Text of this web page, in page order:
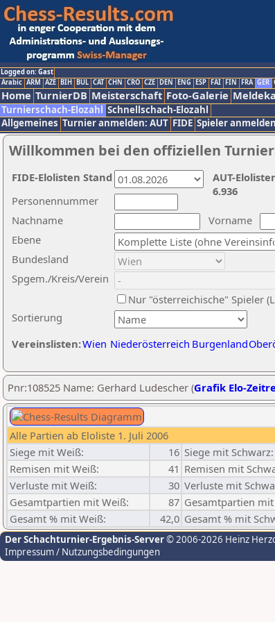
Logged on: Gast
Arabic ARM AZE BIH BUL CAT CHN CRO CZE DEN ENG ESP FAI FIN FRA GER
Home TurnierDB Meisterschaft Foto-Galerie
Turnierschach-Elozahl Schnellschach-Elozahl
Allgemeines Turnier anmelden: AUT FIDE Spieler anmelden
Willkommen bei den offiziellen
Nachname
Vorname
Ebene
Sortierung
Personennummer
Bundesland
Spgem./Kreis/Verein
Nur "österreichische" Spieler
Vereinslisten:Wien Niederösterreich Burgenland
AUT-
6.936
FIDE-Elolisten Stand
Pnr:108525 Name: Gerhard Ludescher (Grafik Elo-
Alle Partien ab Eloliste 1. Juli 2006
Siege mit Weiß:
16 Siege mit Schwarz:
Remisen mit Weiß:
41 Remisen mit
Verluste mit Weiß:
30 Verluste mit
Gesamtpartien mit Weiß:
87 Gesamtpartien mit
Gesamt % mit Weiß:
42,0 Gesamt % mit
Der Schachturnier-Ergebnis-Server© 2006-2026 Heinz
Impressum / Nutzungsbedingungen